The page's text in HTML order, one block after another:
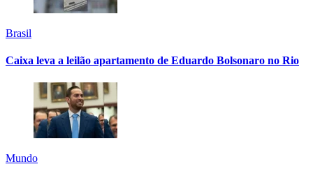
Brasil
Caixa leva a leilão apartamento de Eduardo Bolsonaro no Rio
Mundo